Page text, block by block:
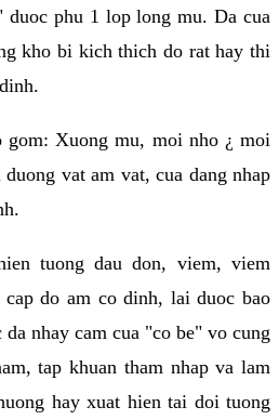
phu 1 lop long mu. Da cua
kho bi kich thich do rat hay thi
gom: Xuong mu, moi nho ¿ moi
vat am vat, cua dang nhap
tuong dau don, viem, viem
do am co dinh, lai duoc bao
nhay cam cua "co be" vo cung
tap khuan tham nhap va lam
hay xuat hien tai doi tuong